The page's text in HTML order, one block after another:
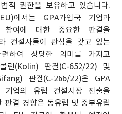
적 권한을 보유하고 있습니다.
에서는 GPA가입국 기업과
참여에 대한 중요한 판결을
건설사들이 관심을 갖고 있는
하여 상당한 의미를 가지고
린(Kolin) 판결(C-652/22) 및
판결(C-266/22)은 GPA
기업의 유럽 건설시장 진출을
판결 경향은 동유럽 및 중부유럽